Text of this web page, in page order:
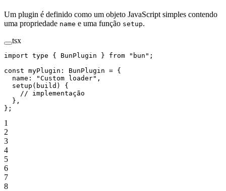
Um plugin é definido como um objeto JavaScript simples contendo
uma propriedade name e uma função setup.
tsx
import type { BunPlugin } from "bun" ;
const myPlugin : BunPlugin = {
  name:
"Custom loader" ,
  setup
( build ) {
    // implementação
  },
};
1
2
3
4
5
6
7
8